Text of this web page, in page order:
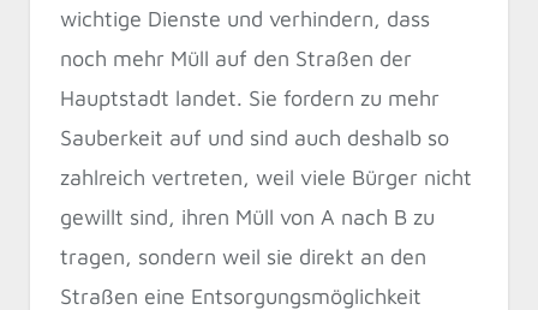
wichtige Dienste und verhindern, dass
noch mehr Müll auf den Straßen der
Hauptstadt landet. Sie fordern zu mehr
Sauberkeit auf und sind auch deshalb so
zahlreich vertreten, weil viele Bürger nicht
gewillt sind, ihren Müll von A nach B zu
tragen, sondern weil sie direkt an den
Straßen eine Entsorgungsmöglichkeit